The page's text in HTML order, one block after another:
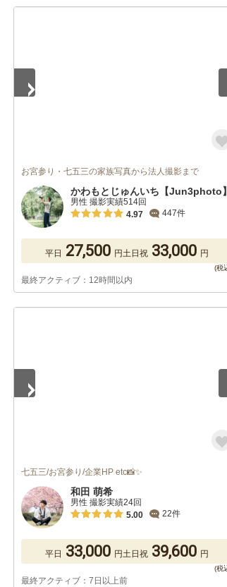
お宮参り・七五三の家族写真から法人撮影まで
かわもとじゅんいち【Jun3photo】
男性 撮影実績514回
4.97
447件
平日 27,500 円土日祝 33,000 円
最終アクティブ：12時間以内
七五三/お宮参り/企業HP etc📸✨
和田 萌希
男性 撮影実績24回
5.00
22件
平日 33,000 円土日祝 39,600 円
最終アクティブ：7日以上前